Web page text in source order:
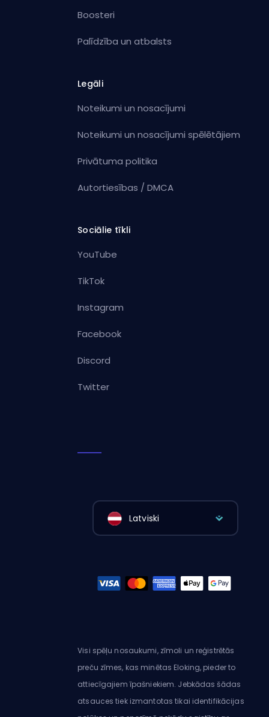
Boosteri
Palīdzība un atbalsts
Legāli
Noteikumi un nosacījumi
Noteikumi un nosacījumi spēlētājiem
Privātuma politika
Autortiesības / DMCA
Sociālie tīkli
YouTube
TikTok
Instagram
Facebook
Discord
Twitter
Latviski
Visi spēļu nosaukumi, zīmoli un reģistrētās
preču zīmes, kas minētas Eloking, pieder to
attiecīgajiem īpašniekiem. Jebkādas šādas
atsauces tiek izmantotas tikai identifikācijas